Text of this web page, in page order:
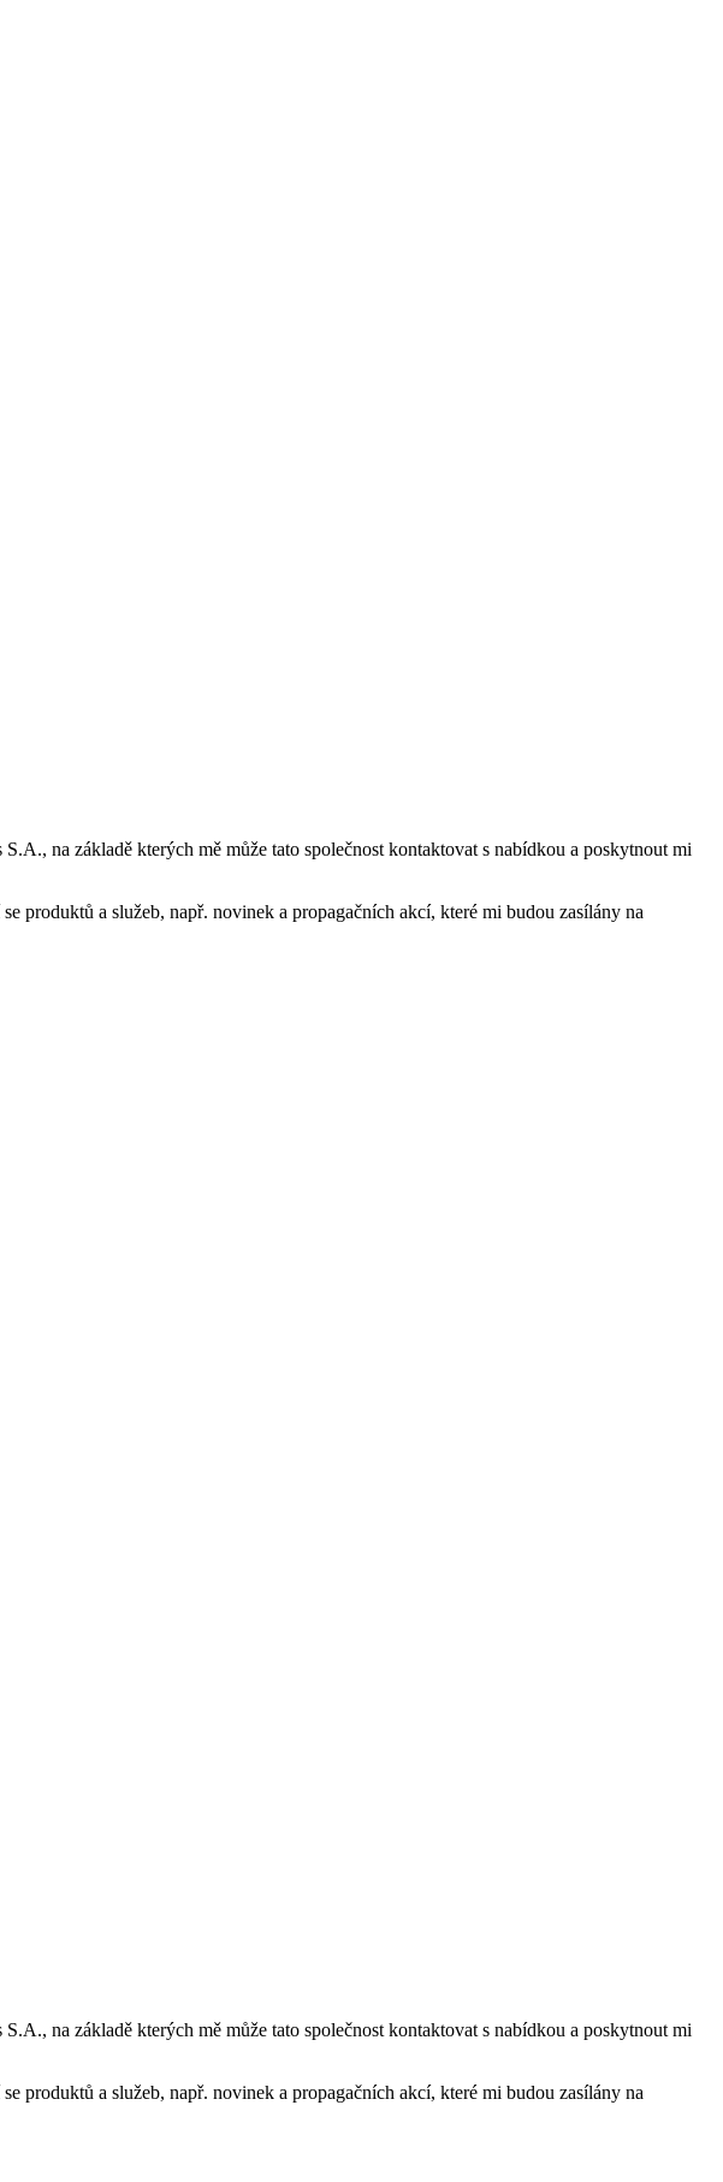
na základě kterých mě může tato společnost kontaktovat s nabídkou a poskytnout mi
produktů a služeb, např. novinek a propagačních akcí, které mi budou zasílány na
na základě kterých mě může tato společnost kontaktovat s nabídkou a poskytnout mi
produktů a služeb, např. novinek a propagačních akcí, které mi budou zasílány na